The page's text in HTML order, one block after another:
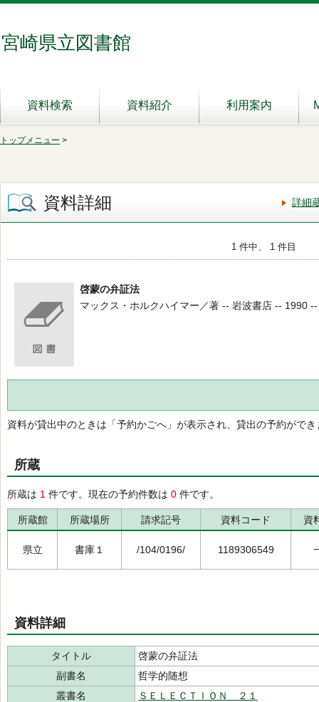
宮崎県立図書館
資料検索 資料紹介 利用案内
トップメニュー >
資料詳細 詳細
1 件中、 1 件目
啓蒙の弁証法
マックス・ホルクハイマー／著 -- 岩波書店 -- 1990
資料が貸出中のときは「予約かごへ」が表示され、貸出の予約ができ
所蔵
所蔵は 1 件です。現在の予約件数は 0 件です。
所蔵館 所蔵場所 請求記号 資料コード 資
県立 書庫１ /104/0196/ 1189306549
資料詳細
タイトル
啓蒙の弁証法
副書名
哲学的随想
叢書名
ＳＥＬＥＣＴＩＯＮ ２１